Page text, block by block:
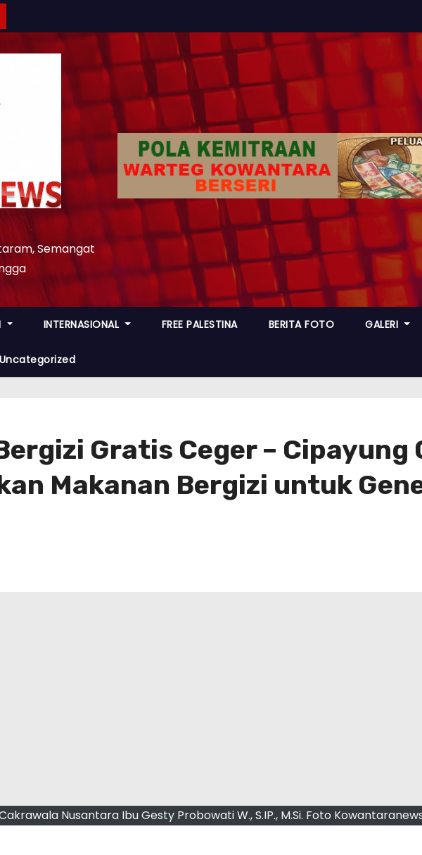
Semangat
INTERNASIONAL FREE PALESTINA BERITA FOTO GALERI
Uncategorized
Gratis Ceger – Cipayung
Makanan Bergizi untuk
Nusantara Ibu Gesty Probowati W., S.IP., M.Si. Foto